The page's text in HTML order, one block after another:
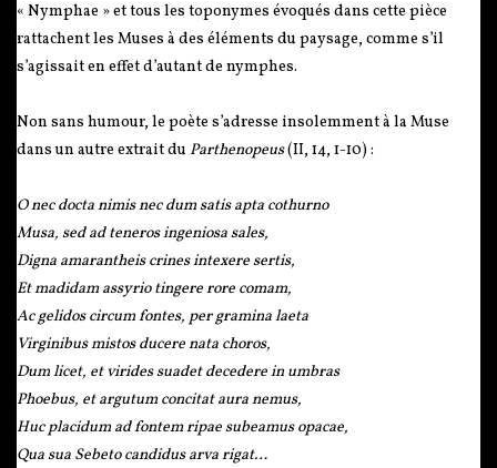
« Nymphae » et tous les toponymes évoqués dans cette pièce
rattachent les Muses à des éléments du paysage, comme s’il
s’agissait en effet d’autant de nymphes.
Non sans humour, le poète s’adresse insolemment à la Muse
dans un autre extrait du Parthenopeus(II, 14, 1-10) :
O nec docta nimis nec dum satis apta cothurno
Musa, sed ad teneros ingeniosa sales,
Digna amarantheis crines intexere sertis,
Et madidam assyrio tingere rore comam,
Ac gelidos circum fontes, per gramina laeta
Virginibus mistos ducere nata choros,
Dum licet, et virides suadet decedere in umbras
Phoebus, et argutum concitat aura nemus,
Huc placidum ad fontem ripae subeamus opacae,
Qua sua Sebeto candidus arva rigat…